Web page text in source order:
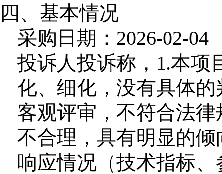
四、基本情况
采购日期：2026-02-04
投诉人投诉称，1.本项
化、细化，没有具体
客观评审，不符合法
不合理，具有明显的
响应情况（技术指标